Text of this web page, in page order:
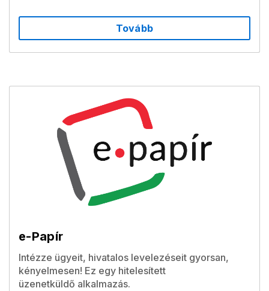
Tovább
e-Papír
Intézze ügyeit, hivatalos levelezéseit gyorsan,
kényelmesen! Ez egy hitelesített
üzenetküldő alkalmazás.